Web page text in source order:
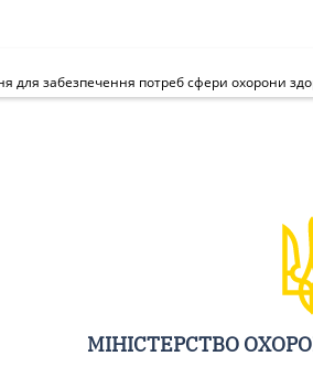
для забезпечення потреб сфери охорони
МІНІСТЕРСТВО